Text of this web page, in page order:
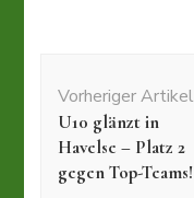
Vorheriger Artikel
U10 glänzt in
Havelse – Platz 2
gegen Top-Teams!